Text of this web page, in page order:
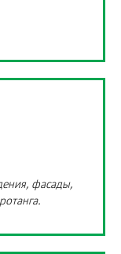
фасады,